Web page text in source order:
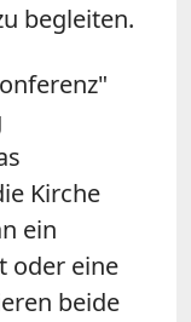
begleiten.
Kirche
ein
oder eine
beide